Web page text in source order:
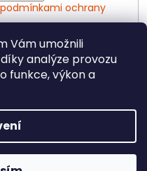
Vám umožnili
analýze provozu
funkce, výkon a
podmínkami ochrany
. Všechna práva